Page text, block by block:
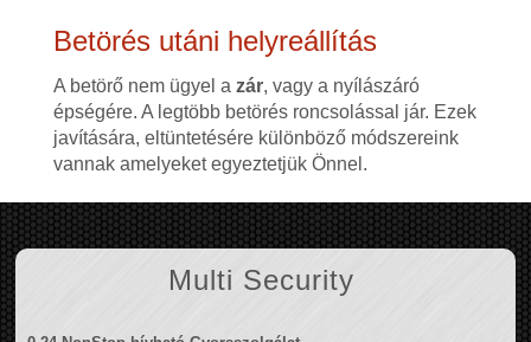
Betörés utáni helyreállítás
A betörő nem ügyel a zár, vagy a nyílászáró
épségére. A legtöbb betörés roncsolással jár. Ezek
javítására, eltüntetésére különböző módszereink
vannak amelyeket egyeztetjük Önnel.
Multi Security